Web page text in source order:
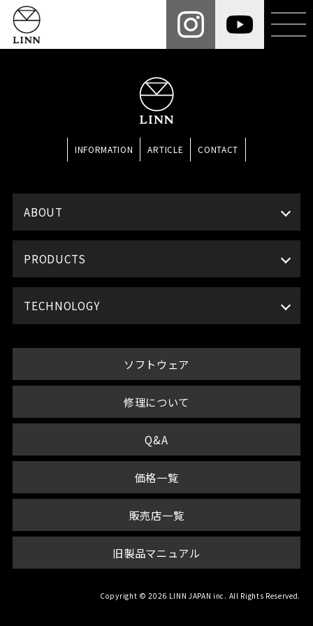
INFORMATION ARTICLE CONTACT
ABOUT
PRODUCTS
TECHNOLOGY
ソフトウェア
修理について
Q&A
価格一覧
販売店一覧
旧製品マニュアル
Copyright © 2026 LINN JAPAN inc. All Rights Reserved.